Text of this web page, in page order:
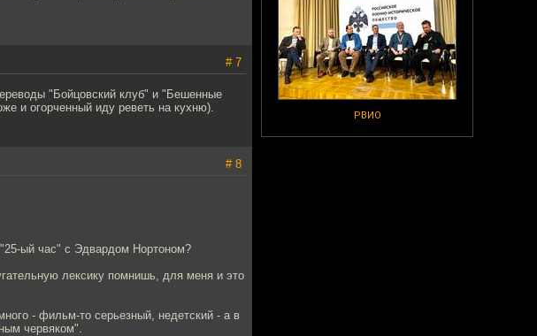
РВИО
# 7
"Бойцовский клуб" и "Бешенные
и огорченный иду реветь на кухню).
# 8
ый час" с Эдвардом Нортоном?
лексику помнишь, для меня и это
- фильм-то серьезный, недетский - а в
червяком".